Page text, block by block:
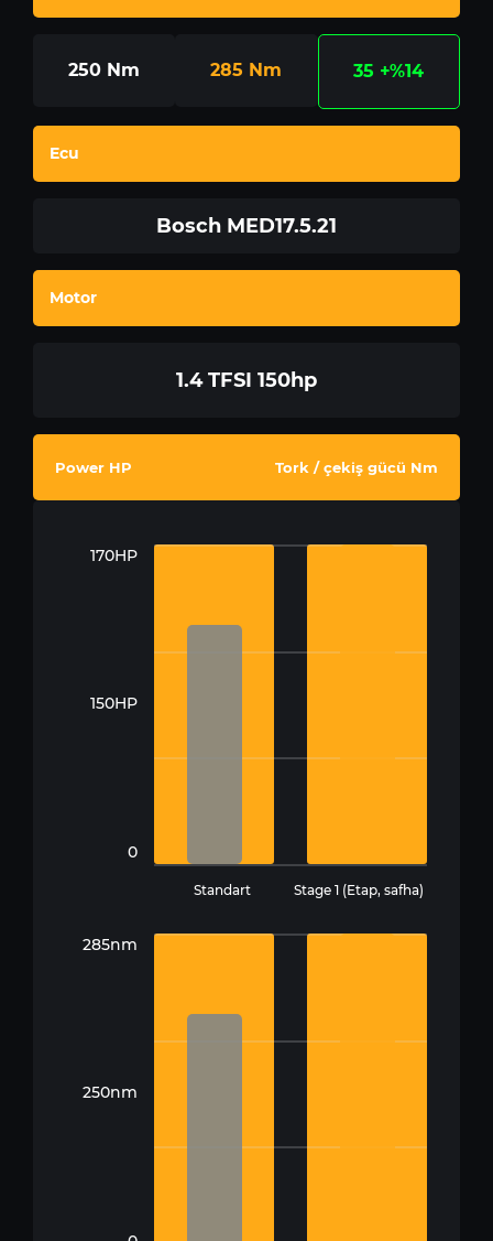
250 Nm 285 Nm 35 +%14
Ecu
Bosch MED17.5.21
Motor
1.4 TFSI 150hp
Power HP Tork / çekiş gücü Nm
170HP
150HP
0
Standart Stage 1 (Etap, safha)
285nm
250nm